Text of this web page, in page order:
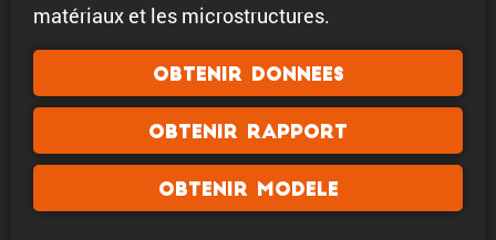
matériaux et les microstructures.
Obtenir donnees
Obtenir rapport
Obtenir modele